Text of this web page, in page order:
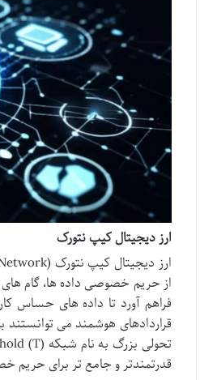
ارز دیجیتال کیپ نتورک
فراهم آورد تا داده های حساس
قراردادهای هوشمند می
قدرتمندتر و جامع تر برای حریم